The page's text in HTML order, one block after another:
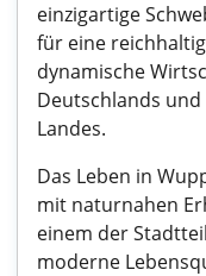
einzigartige
für eine
dynamische
Deutschlands
Landes.
Das Leben in
mit naturnahen
einem der
moderne